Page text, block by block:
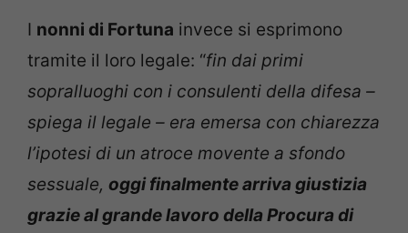
I nonni di Fortuna invece si esprimono
tramite il loro legale: “fin dai primi
sopralluoghi con i consulenti della difesa –
spiega il legale – era emersa con chiarezza
l’ipotesi di un atroce movente a sfondo
sessuale, oggi finalmente arriva giustizia
grazie al grande lavoro della Procura di